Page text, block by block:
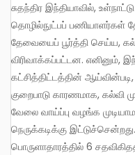
சுதந்திர இந்தியாவில், உள்நாட்டு முதலாளித்துவ வளர்ச்சிக்கு, அறிவியல்
தொழில்நுட்பப் பணியாளர்கள்
தேவையைப் பூர்த்தி செய்ய,
விரிவாக்கப்பட்டன. எனினும்,
கட்சித்திட்டத்தின்
குறைபாடு காரணமாக, கல்வி
வேலை வாய்ப்பு வழங்க
நெருக்கடிக்கு
பொருளாதாரத்தில் 6